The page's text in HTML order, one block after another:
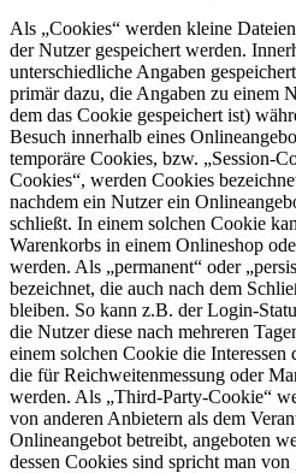
Als „Cookies“ werden kleine
der Nutzer gespeichert werden.
unterschiedliche Angaben
primär dazu, die Angaben zu einem
dem das Cookie gespeichert ist)
Besuch innerhalb eines
temporäre Cookies, bzw. „Session-
Cookies“, werden Cookies
nachdem ein Nutzer ein
schließt. In einem solchen Cookie
Warenkorbs in einem Onlineshop
werden. Als „permanent“ oder
bezeichnet, die auch nach dem
bleiben. So kann z.B. der Login-
die Nutzer diese nach mehreren
einem solchen Cookie die Interessen
die für Reichweitenmessung oder
werden. Als „Third-Party-Cookie“
von anderen Anbietern als dem
Onlineangebot betreibt, angeboten
dessen Cookies sind spricht man